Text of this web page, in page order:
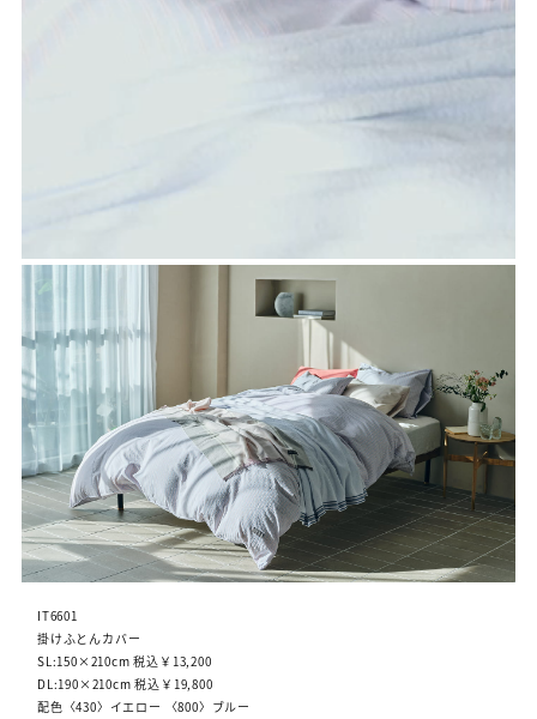
IT6601
掛けふとんカバー
SL:150×210cm 税込￥13,200
DL:190×210cm 税込￥19,800
配色〈430〉イエロー 〈800〉ブルー